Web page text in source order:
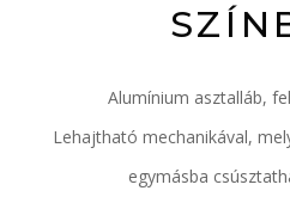
Alumínium asztalláb,
Lehajtható mechanikával,
egymásba